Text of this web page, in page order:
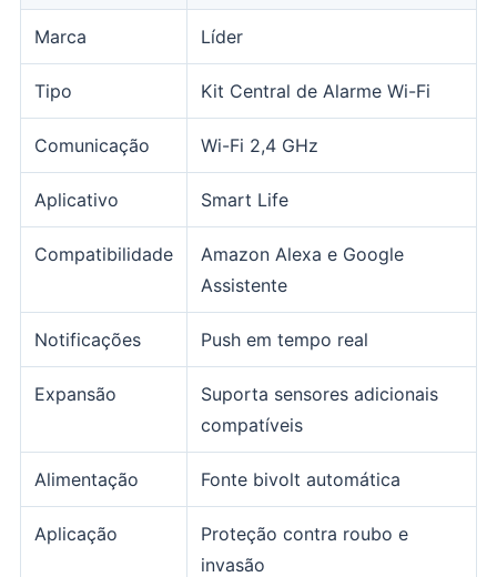
Marca Líder
Tipo Kit Central de Alarme Wi-Fi
Comunicação Wi-Fi 2,4 GHz
Aplicativo Smart Life
Compatibilidade
Amazon Alexa e Google
Assistente
Notificações Push em tempo real
Expansão
Suporta sensores adicionais
compatíveis
Alimentação Fonte bivolt automática
Aplicação
Proteção contra roubo e
invasão